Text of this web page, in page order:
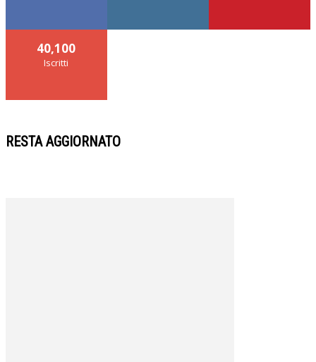
40,100
Iscritti
RESTA AGGIORNATO